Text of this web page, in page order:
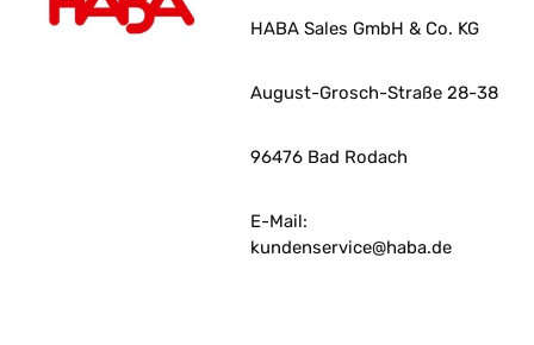
HABA Sales GmbH & Co. KG
August-Grosch-Straße 28-38
96476 Bad Rodach
E-Mail:
kundenservice@haba.de